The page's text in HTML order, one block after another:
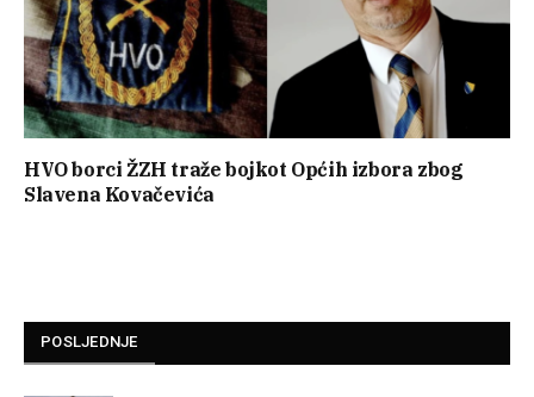
HVO borci ŽZH traže bojkot Općih izbora zbog
Slavena Kovačevića
POSLJEDNJE